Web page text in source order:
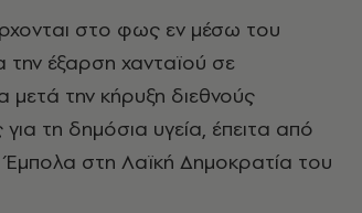
στο φως εν μέσω του
την έξαρση χανταϊού σε
μετά την κήρυξη διεθνούς
τη δημόσια υγεία, έπειτα από
στη Λαϊκή Δημοκρατία του